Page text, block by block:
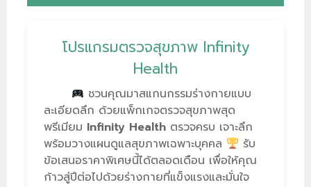
โปรแกรมตรวจสุขภาพ Infinity
Health
ชวนคุณมาสแกนกรรมร่างกายแบบ
ละเอียดลึก ด้วยแพ็กเกจตรวจสุขภาพสุด
พรีเมียม Infinity Healthตรวจครบ เจาะลึก
พร้อมวางแผนดูแลสุขภาพเฉพาะบุคคล
รับ
ข้อเสนอราคาพิเศษนี้ได้ตลอดเดือน เพื่อให้คุณ
ก้าวสู่ปีต่อไปด้วยร่างกายที่แข็งแรงและมั่นใจ